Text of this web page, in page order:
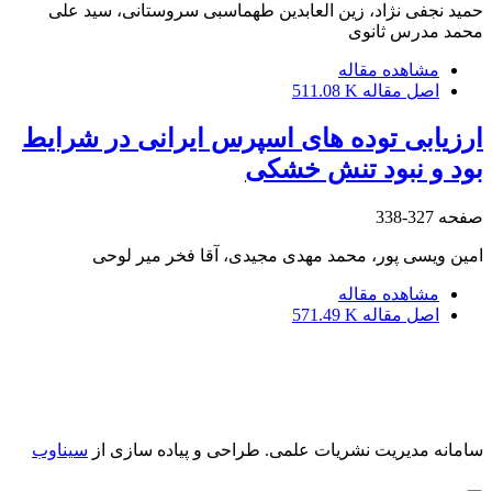
حمید نجفی نژاد، زین العابدین طهماسبی سروستانی، سید علی
محمد مدرس ثانوی
مشاهده مقاله
اصل مقاله 511.08 K
ارزیابی توده های اسپرس ایرانی در شرایط
بود و نبود تنش خشکی
صفحه 327-338
امین ویسی پور، محمد مهدی مجیدی، آقا فخر میر لوحی
مشاهده مقاله
اصل مقاله 571.49 K
سامانه مدیریت نشریات علمی. طراحی و پیاده سازی از سیناوب